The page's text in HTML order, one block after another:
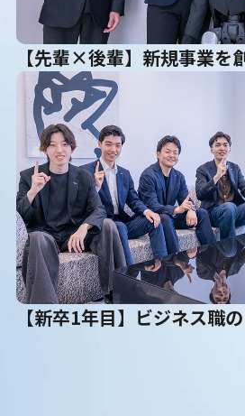
【先輩×後輩】新規事業を
【新卒1年目】ビジネス職